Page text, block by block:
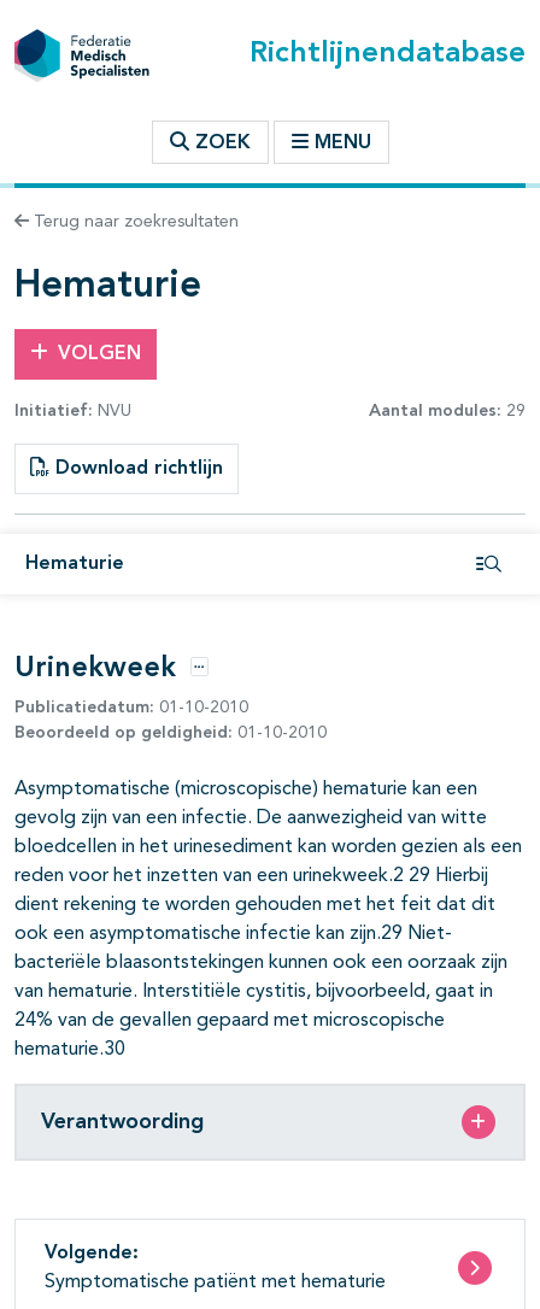
Richtlijnendatabase
ZOEK MENU
Terug naar zoekresultaten
Hematurie
VOLGEN
Initiatief: NVU Aantal modules: 29
Download richtlijn
Hematurie
binnen deze richtlijn
open- en dichtklappen
Urinekweek Opties
Publicatiedatum: 01-10-2010
Beoordeeld op geldigheid: 01-10-2010
Asymptomatische (microscopische) hematurie kan een
gevolg zijn van een infectie. De aanwezigheid van witte
bloedcellen in het urinesediment kan worden gezien als een
reden voor het inzetten van een urinekweek.2 29 Hierbij
dient rekening te worden gehouden met het feit dat dit
ook een asymptomatische infectie kan zijn.29 Niet-
bacteriële blaasontstekingen kunnen ook een oorzaak zijn
van hematurie. Interstitiële cystitis, bijvoorbeeld, gaat in
24% van de gevallen gepaard met microscopische
hematurie.30
Verantwoording
Volgende:
Symptomatische patiënt met hematurie